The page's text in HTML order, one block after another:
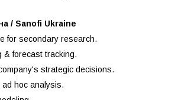
/ Sanofi Ukraine
for secondary research.
& forecast tracking.
strategic decisions.
hoc analysis.